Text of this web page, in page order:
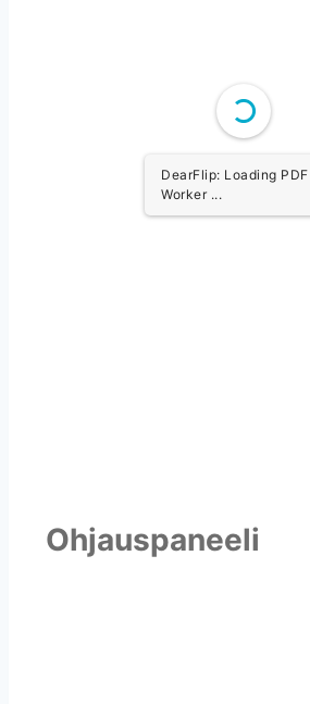
DearFlip: Loading PDF
Worker ...
Ohjauspaneeli